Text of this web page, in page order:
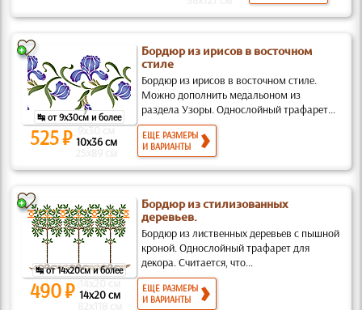
↹ от 9x30см и более
Бордюр из ирисов в восточном
стиле
Бордюр из ирисов в восточном стиле.
Можно дополнить медальоном из
раздела Узоры. Однослойный трафарет...
525 ₽ 9x30 см
10x36 см
ЕЩЕ РАЗМЕРЫ
И ВАРИАНТЫ
↹ от 14x20см и более
Бордюр из стилизованных
деревьев.
Бордюр из лиственных деревьев с пышной
кроной. Однослойный трафарет для
декора. Считается, что...
490 ₽ 14x20 см
14x20 см
ЕЩЕ РАЗМЕРЫ
И ВАРИАНТЫ